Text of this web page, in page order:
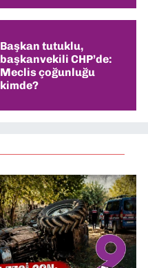
Başkan tutuklu,
başkanvekili CHP’de:
Meclis çoğunluğu
kimde?